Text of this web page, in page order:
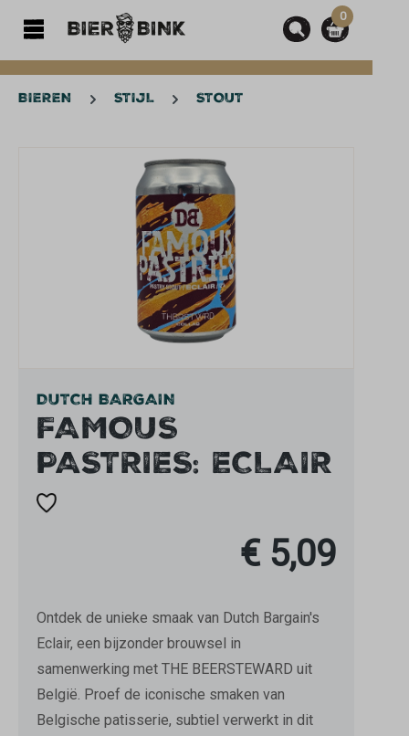
0
BIEREN STIJL STOUT
Afbeeldingengalerij overslaan
DUTCH BARGAIN
FAMOUS
PASTRIES: ECLAIR
€ 5,09
Ontdek de unieke smaak van Dutch Bargain's
Eclair, een bijzonder brouwsel in
samenwerking met THE BEERSTEWARD uit
België. Proef de iconische smaken van
Belgische patisserie, subtiel verwerkt in dit